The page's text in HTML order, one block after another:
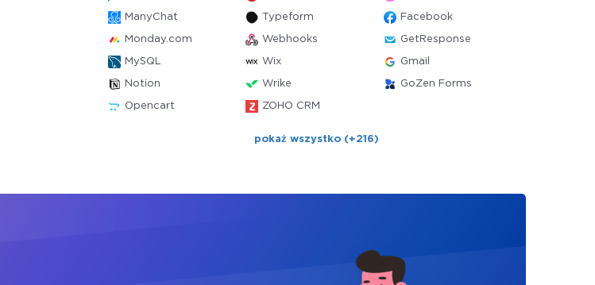
ManyChat Typeform Facebook
Monday.com Webhooks GetResponse
MySQL Wix Gmail
Notion Wrike GoZen Forms
Opencart ZOHO CRM
pokaż wszystko (+216)